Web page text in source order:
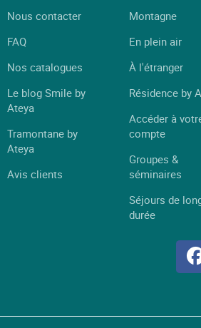
Nous contacter
FAQ
Nos catalogues
Le blog Smile by
Ateya
Tramontane by
Ateya
Avis clients
Montagne
En plein air
À l'étranger
Résidence by
Accéder à
compte
Groupes &
séminaires
Séjours de
durée